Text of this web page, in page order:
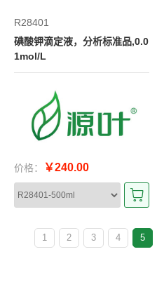
R28401
碘酸钾滴定液，分析标准品,0.0
1mol/L
价格： ￥240.00
1 2 3 4 5